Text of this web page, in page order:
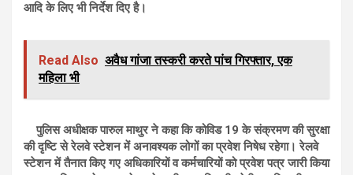
आदि के लिए भी निर्देश दिए है।
Read Also अवैध गांजा तस्करी करते पांच गिरफ्तार, एक
महिला भी
पुलिस अधीक्षक पारुल माथुर ने कहा कि कोविड 19 के संक्रमण की सुरक्षा
की दृष्टि से रेलवे स्टेशन में अनावश्यक लोगों का प्रवेश निषेध रहेगा। रेलवे
स्टेशन में तैनात किए गए अधिकारियों व कर्मचारियों को प्रवेश पत्र जारी किया